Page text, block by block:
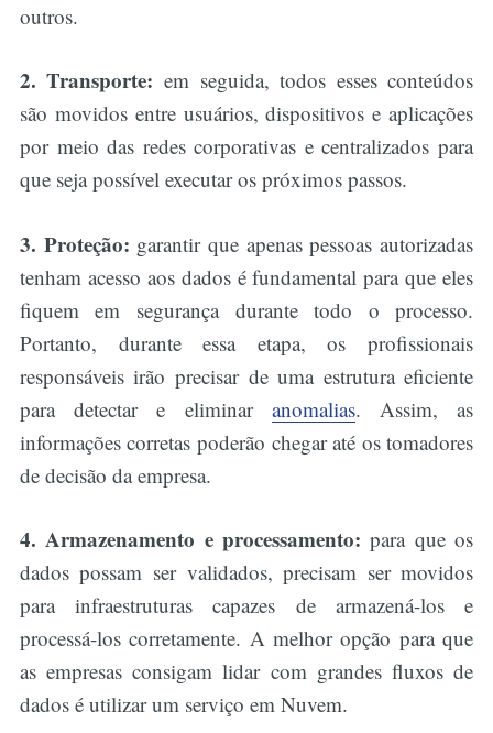
outros.
2. Transporte: em seguida, todos esses conteúdos
são movidos entre usuários, dispositivos e aplicações
por meio das redes corporativas e centralizados para
que seja possível executar os próximos passos.
3. Proteção: garantir que apenas pessoas autorizadas
tenham acesso aos dados é fundamental para que eles
fiquem em segurança durante todo o processo.
Portanto, durante essa etapa, os profissionais
responsáveis irão precisar de uma estrutura eficiente
para detectar e eliminar anomalias. Assim, as
informações corretas poderão chegar até os tomadores
de decisão da empresa.
4. Armazenamento e processamento: para que os
dados possam ser validados, precisam ser movidos
para infraestruturas capazes de armazená-los e
processá-los corretamente. A melhor opção para que
as empresas consigam lidar com grandes fluxos de
dados é utilizar um serviço em Nuvem.